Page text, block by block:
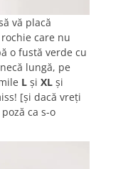
vă placă
care nu
o fustă verde cu
lungă, pe
L şi XL şi
[şi dacă vreţi
ca s-o